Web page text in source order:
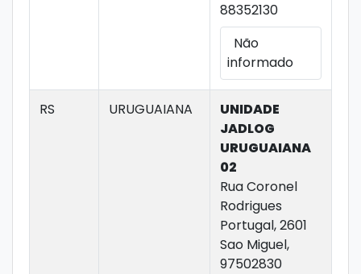
88352130
Não
informado
RS URUGUAIANA
UNIDADE
JADLOG
URUGUAIANA
02
Rua Coronel
Rodrigues
Portugal, 2601
Sao Miguel,
97502830